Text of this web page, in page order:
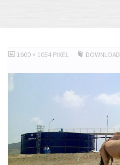
ORIGINALGRÖSSE
1600 × 1054 PIXEL DOWNLOAD